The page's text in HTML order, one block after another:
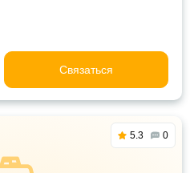
Связаться
5.3 0